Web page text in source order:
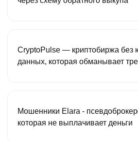
CryptoPulse — криптобиржа без
данных, которая обманывает
Мошенники Elara -
которая не выплачивает деньги